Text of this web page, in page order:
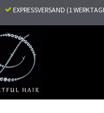
EXPRESSVERSAND (1